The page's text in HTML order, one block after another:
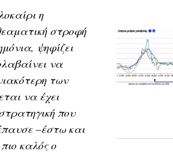
η
στροφή
ψηφίζει
να
των
να έχει
που
–έστω και
καλός ο